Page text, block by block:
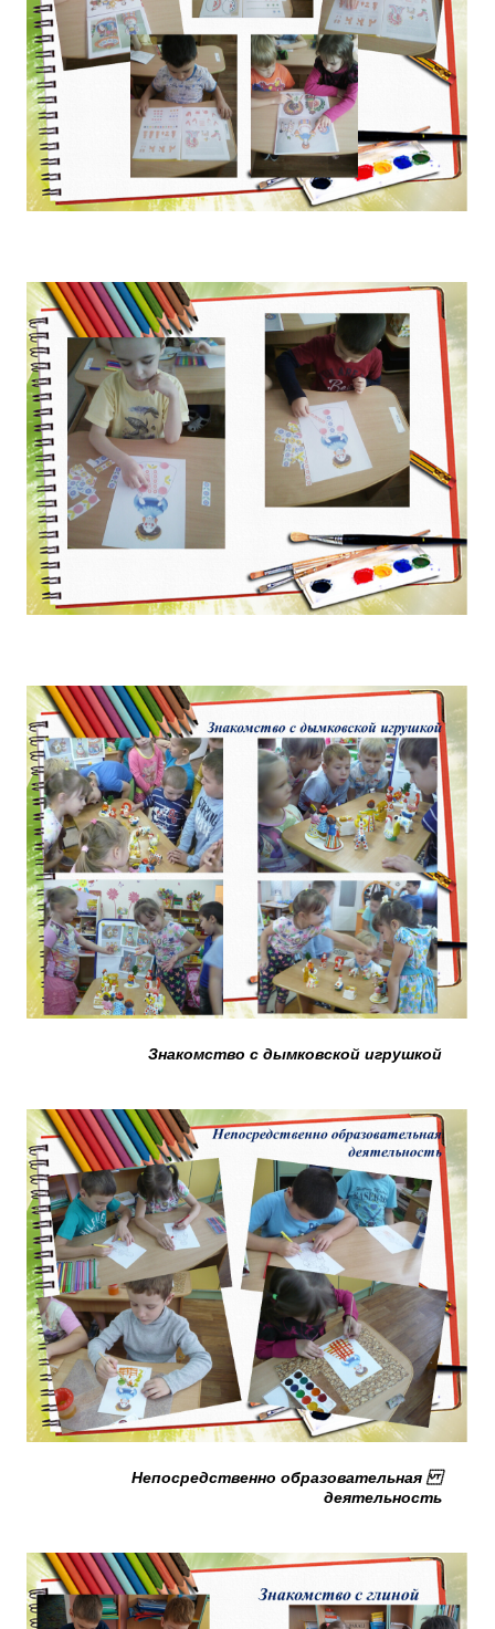
Знакомство с дымковской игрушкой
Непосредственно образовательная
деятельность